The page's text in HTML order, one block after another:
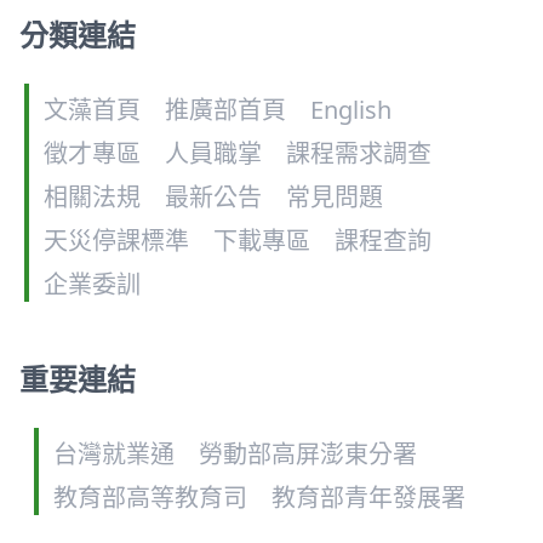
分類連結
文藻首頁 推廣部首頁
English
徵才專區
人員職掌
課程需求調查
相關法規
最新公告
常見問題
天災停課標準
下載專區
課程查詢
企業委訓
重要連結
台灣就業通
勞動部高屏澎東分署
教育部高等教育司
教育部青年發展署